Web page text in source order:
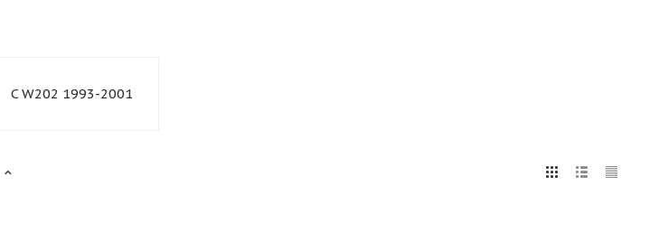
C W202 1993-2001